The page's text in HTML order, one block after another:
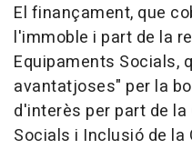
El finançament, que
l'immoble i part de la
Equipaments Socials,
avantatjoses" per la
d'interès per part de
Socials i Inclusió de la